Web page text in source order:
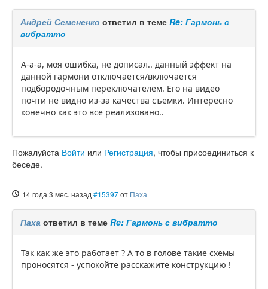
Андрей Семененко ответил в теме Re: Гармонь с
вибратто
А-а-а, моя ошибка, не дописал.. данный эффект на
данной гармони отключается/включается
подбородочным переключателем. Его на видео
почти не видно из-за качества съемки. Интересно
конечно как это все реализовано..
Пожалуйста Войти или Регистрация, чтобы присоединиться к
беседе.
14 года 3 мес. назад #15397от Паха
Паха ответил в теме Re: Гармонь с вибратто
Так как же это работает ? А то в голове такие схемы
проносятся - успокойте расскажите конструкцию !